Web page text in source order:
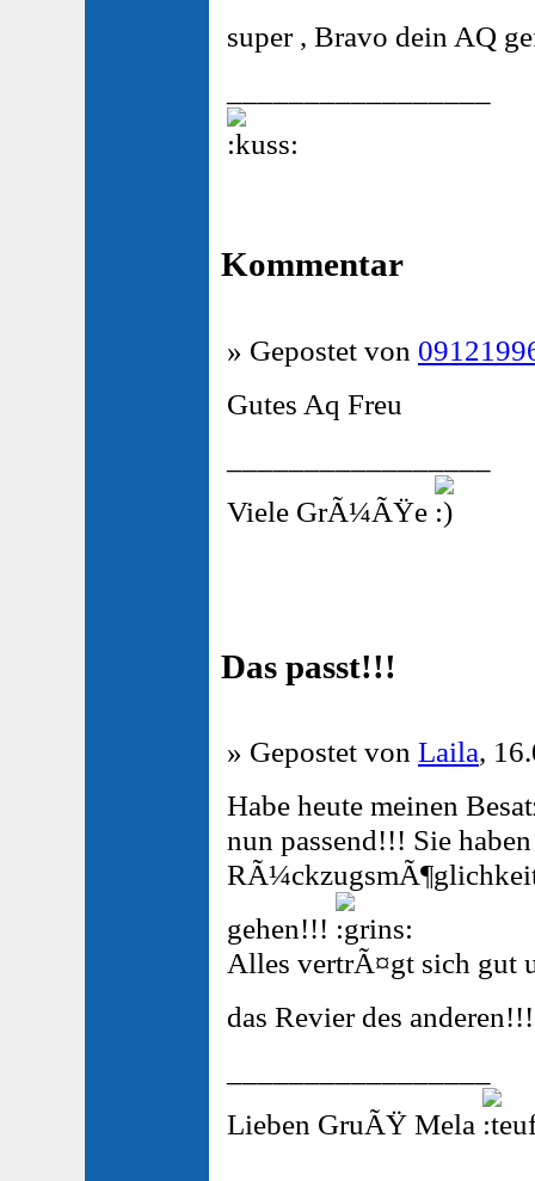
super , Bravo dein AQ
Kommentar
» Gepostet von
Gutes Aq Freu
Viele GrÃ¼ÃŸe
Das passt!!!
» Gepostet von Laila,
Habe heute meinen
nun passend!!! Sie
gehen!!!
Alles vertrÃ¤gt sich gut
das Revier des
Lieben GruÃŸ Mela